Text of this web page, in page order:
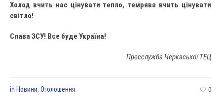
Холод вчить нас цінувати тепло, темрява вчить цінувати
світло!
Слава ЗСУ! Все буде Україна!
Пресслужба Черкаської ТЕЦ
0
in Новини, Оголошення